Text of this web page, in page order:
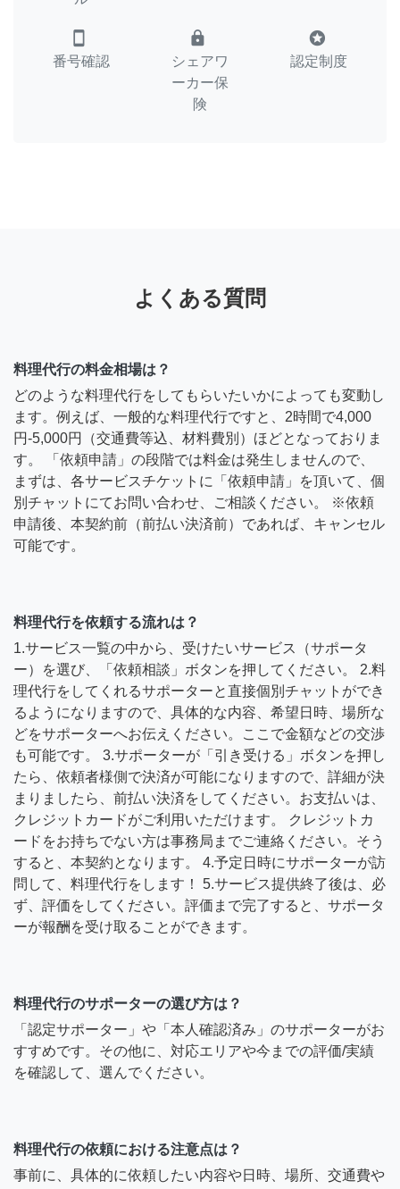
smartphone
番号確認
lock
シェアワ
ーカー保
険
stars
認定制度
よくある質問
料理代行の料金相場は？
どのような料理代行をしてもらいたいかによっても変動し
ます。例えば、一般的な料理代行ですと、2時間で4,000
円-5,000円（交通費等込、材料費別）ほどとなっておりま
す。 「依頼申請」の段階では料金は発生しませんので、
まずは、各サービスチケットに「依頼申請」を頂いて、個
別チャットにてお問い合わせ、ご相談ください。 ※依頼
申請後、本契約前（前払い決済前）であれば、キャンセル
可能です。
料理代行を依頼する流れは？
1.サービス一覧の中から、受けたいサービス（サポータ
ー）を選び、「依頼相談」ボタンを押してください。 2.料
理代行をしてくれるサポーターと直接個別チャットができ
るようになりますので、具体的な内容、希望日時、場所な
どをサポーターへお伝えください。ここで金額などの交渉
も可能です。 3.サポーターが「引き受ける」ボタンを押し
たら、依頼者様側で決済が可能になりますので、詳細が決
まりましたら、前払い決済をしてください。お支払いは、
クレジットカードがご利用いただけます。 クレジットカ
ードをお持ちでない方は事務局までご連絡ください。そう
すると、本契約となります。 4.予定日時にサポーターが訪
問して、料理代行をします！ 5.サービス提供終了後は、必
ず、評価をしてください。評価まで完了すると、サポータ
ーが報酬を受け取ることができます。
料理代行のサポーターの選び方は？
「認定サポーター」や「本人確認済み」のサポーターがお
すすめです。その他に、対応エリアや今までの評価/実績
を確認して、選んでください。
料理代行の依頼における注意点は？
事前に、具体的に依頼したい内容や日時、場所、交通費や